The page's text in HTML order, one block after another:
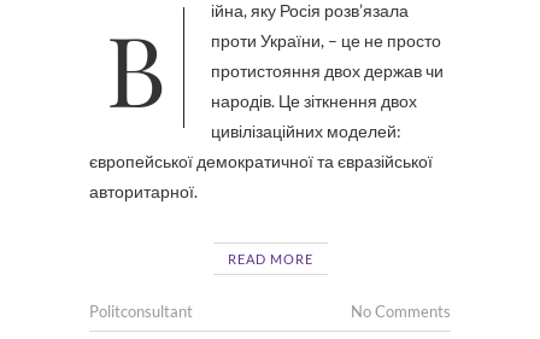
Війна, яку Росія розв’язала
проти України, – це не просто
протистояння двох держав чи
народів. Це зіткнення двох
цивілізаційних моделей:
європейської демократичної та євразійської
авторитарної.
READ MORE
Politconsultant No Comments